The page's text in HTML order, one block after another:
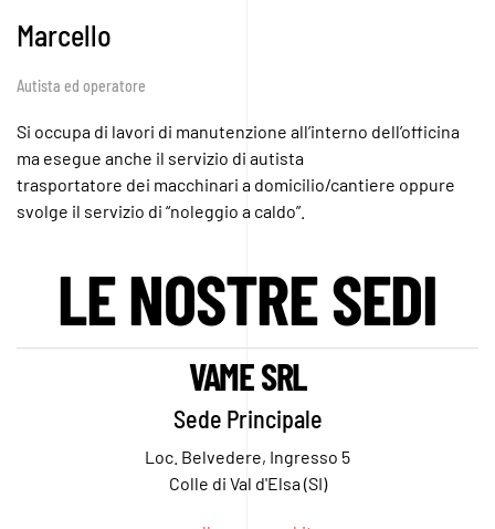
Marcello
Autista ed operatore
Si occupa di lavori di manutenzione all’interno dell’officina
ma esegue anche il servizio di autista
trasportatore dei macchinari a domicilio/cantiere oppure
svolge il servizio di “noleggio a caldo”.
LE NOSTRE SEDI
VAME SRL
Sede Principale
Loc. Belvedere, Ingresso 5
Colle di Val d'Elsa (SI)